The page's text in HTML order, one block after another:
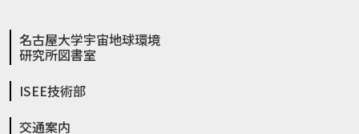
名古屋大学宇宙地球環境
研究所図書室
ISEE技術部
交通案内